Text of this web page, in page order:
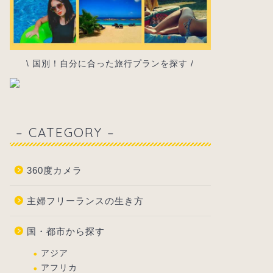
\ 国別！自分に合った旅行プランを探す /
– CATEGORY –
360度カメラ
主婦フリーランスの生き方
国・都市から探す
アジア
アフリカ